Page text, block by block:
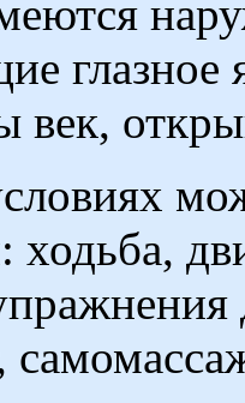
глазное
ходьба,